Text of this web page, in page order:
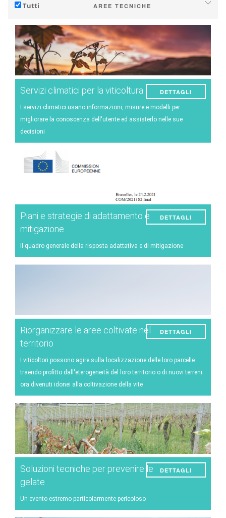
Politiche pubbliche
Consumatori
Gestione - marketing
Strategia - transizione
Ricerca - Innovazione
Collaborazione - Rafforzamento della capacità
Pianificazione - Strumenti di politica pubblica
Servizi climatici
Tutti AREE TECNICHE
Suolo
Gestione dell'acqua
Fenologia
Qualità delle uve / vino
Energia
Gestione del vigneto
Gestione degli eventi meteorologici
Servizi climatici per la viticoltura
I servizi climatici usano informazioni, misure e modelli per
migliorare la conoscenza dell'utente ed assisterlo nelle sue
decisioni
DETTAGLI
Piani e strategie di adattamento e
mitigazione
Il quadro generale della risposta adattativa e di mitigazione
DETTAGLI
Riorganizzare le aree coltivate nel
territorio
I viticoltori possono agire sulla localizzazione delle loro parcelle
traendo profitto dall'eterogeneità del loro territorio o di nuovi terreni
ora divenuti idonei alla coltivazione della vite
DETTAGLI
Soluzioni tecniche per prevenire le
gelate
Un evento estremo particolarmente pericoloso
DETTAGLI